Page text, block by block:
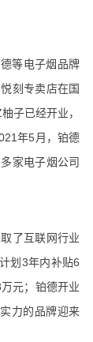
等电子烟品牌
刻专卖店在国
子已经开业，
年5月，铂德
家电子烟公司
了互联网行业
划3年内补贴6
元；铂德开业
力的品牌迎来